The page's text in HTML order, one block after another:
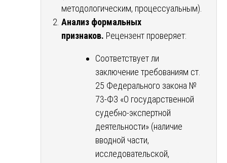
методологическим, процессуальным).
Анализ формальных
признаков. Рецензент проверяет:
Соответствует ли
заключение требованиям ст.
25 Федерального закона №
73-ФЗ «О государственной
судебно-экспертной
деятельности» (наличие
вводной части,
исследовательской,